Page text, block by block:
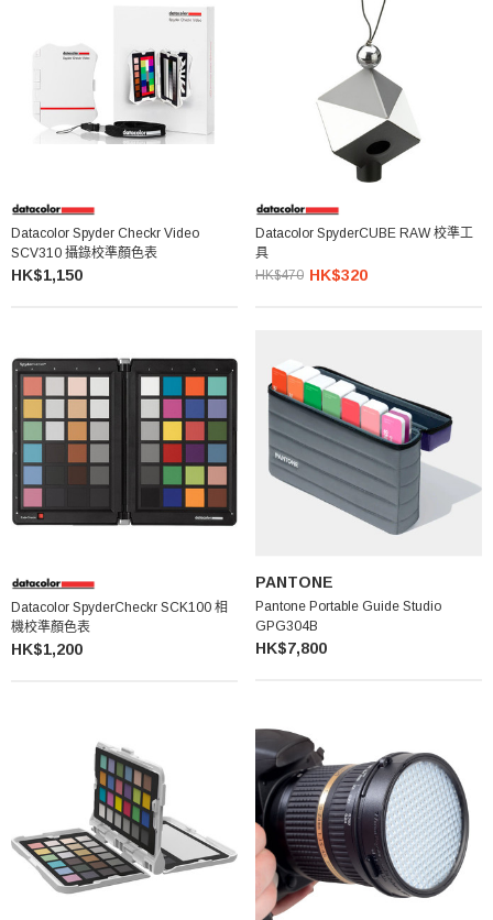
Datacolor Spyder Checkr Video
SCV310 攝錄校準顏色表
HK$1,150
Datacolor SpyderCUBE RAW 校準工
具
HK$470 HK$320
Datacolor SpyderCheckr SCK100 相
機校準顏色表
HK$1,200
PANTONE
Pantone Portable Guide Studio
GPG304B
HK$7,800